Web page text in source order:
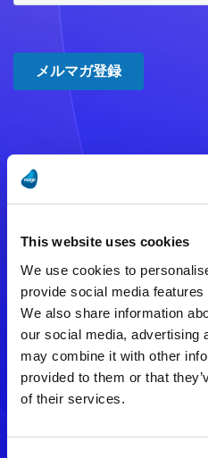
This website uses cookies
We use cookies to
provide social media
We also share information
our social media, advertising
may combine it with other
provided to them or that
of their services.
注意事項
ある可能性があります。
メールアドレスをご確認
再度手続きを行ってくだ